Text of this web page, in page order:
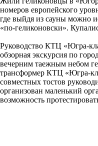
номеров европейского
где выйдя из сауны можно
«по-геликоновски».
Руководство КТЦ «Югра-
обзорная экскурсия по
вечерним таежным небом
трансформер КТЦ «Югра-
совместных тостов
организован маленький
возможность